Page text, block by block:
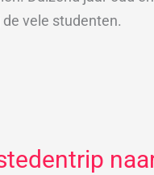
vele studenten.